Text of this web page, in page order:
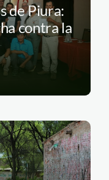
de Piura:
contra la